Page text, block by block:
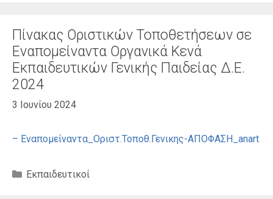
Πίνακας Οριστικών Τοποθετήσεων σε
Εναπομείναντα Οργανικά Κενά
Εκπαιδευτικών Γενικής Παιδείας Δ.Ε.
2024
3 Ιουνίου 2024
– Εναπομείναντα_Οριστ.Τοποθ.Γενικης-ΑΠΟΦΑΣΗ_anart
Κατηγορίες
Εκπαιδευτικοί